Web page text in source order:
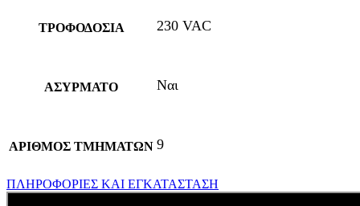
ΤΡΟΦΟΔΟΣΙΑ 230 VAC
ΑΣΥΡΜΑΤΟ Ναι
ΑΡΙΘΜΟΣ ΤΜΗΜΑΤΩΝ 9
ΠΛΗΡΟΦΟΡΙΕΣ ΚΑΙ ΕΓΚΑΤΑΣΤΑΣΗ